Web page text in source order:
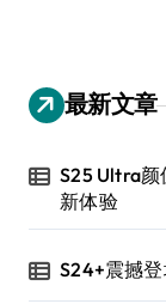
最新文章
S25 Ultra颜
新体验
S24+震撼